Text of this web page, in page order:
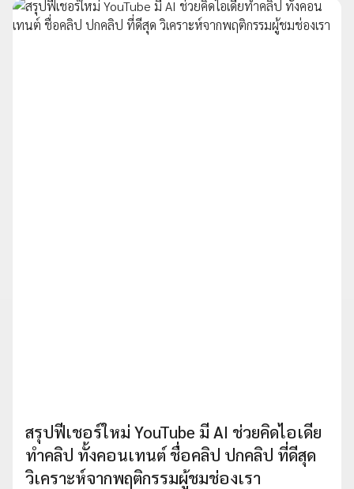
สรุปฟีเชอร์ใหม่ YouTube มี AI ช่วยคิดไอเดีย
ทำคลิป ทั้งคอนเทนต์ ชื่อคลิป ปกคลิป ที่ดีสุด
วิเคราะห์จากพฤติกรรมผู้ชมช่องเรา